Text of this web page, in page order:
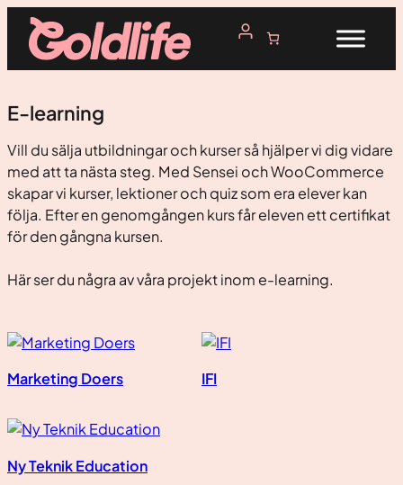
Hoppa
innehåll
E-learning
Vill du sälja utbildningar och kurser så hjälper vi dig vidare
med att ta nästa steg. Med Sensei och WooCommerce
skapar vi kurser, lektioner och quiz som era elever kan
följa. Efter en genomgången kurs får eleven ett certifikat
för den gångna kursen.
Här ser du några av våra projekt inom e-learning.
Marketing Doers IFI
Ny Teknik Education